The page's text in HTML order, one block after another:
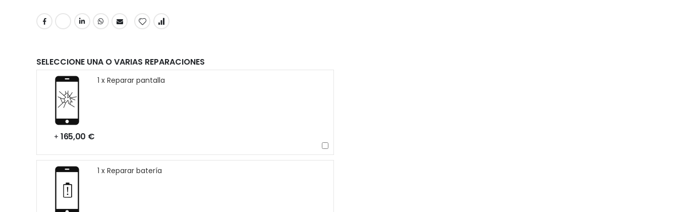
SELECCIONE UNA O VARIAS REPARACIONES
1 x Reparar pantalla
+ 165,00 €
1 x Reparar batería